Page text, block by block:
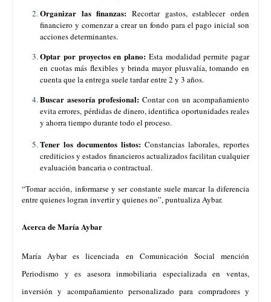
Organizar las finanzas: Recortar gastos, establecer orden
financiero y comenzar a crear un fondo para el pago inicial son
acciones determinantes.
Optar por proyectos en plano: Esta modalidad permite pagar
en cuotas más flexibles y brinda mayor plusvalía, tomando en
cuenta que la entrega suele tardar entre 2 y 3 años.
Buscar asesoría profesional: Contar con un acompañamiento
evita errores, pérdidas de dinero, identifica oportunidades reales
y ahorra tiempo durante todo el proceso.
Tener los documentos listos: Constancias laborales, reportes
crediticios y estados financieros actualizados facilitan cualquier
evaluación bancaria o contractual.
“Tomar acción, informarse y ser constante suele marcar la diferencia
entre quienes logran invertir y quienes no”, puntualiza Aybar.
Acerca de María Aybar
María Aybar es licenciada en Comunicación Social mención
Periodismo y es asesora inmobiliaria especializada en ventas,
inversión y acompañamiento personalizado para compradores y